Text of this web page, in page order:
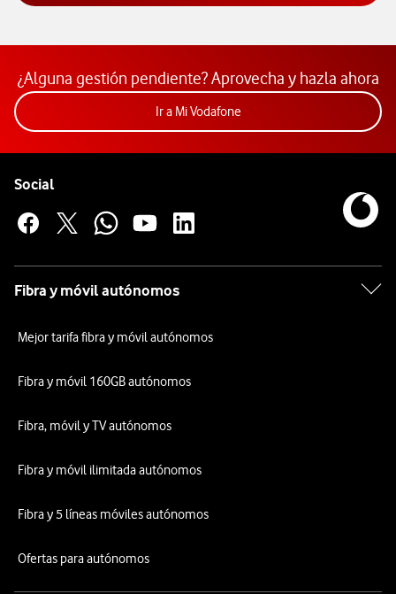
¿Alguna gestión pendiente? Aprovecha y hazla ahora
Ir a Mi VodafoneAcceder a la app Mi
Social
Fibra y móvil autónomos
Mejor tarifa fibra y móvil autónomos
Fibra y móvil 160GB autónomos
Fibra, móvil y TV autónomos
Fibra y móvil ilimitada autónomos
Fibra y 5 líneas móviles autónomos
Ofertas para autónomos